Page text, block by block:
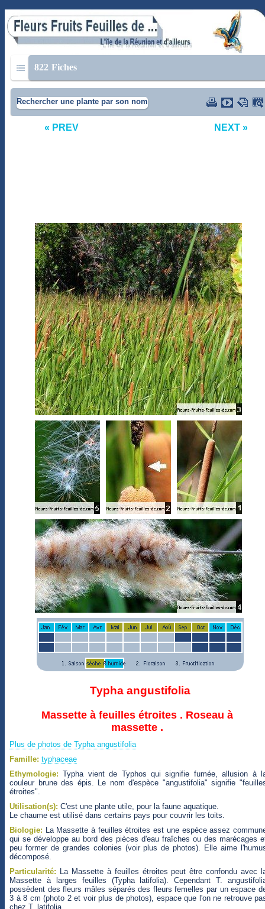
822 Fiches
Rechercher une plante par son nom
« PREV NEXT »
Typha angustifolia
Massette à feuilles étroites . Roseau à
massette .
Plus de photos de Typha angustifolia
Famille: typhaceae
Ethymologie: Typha vient de Typhos qui signifie fumée, allusion à
couleur brune des épis. Le nom d'espèce "angustifolia" signifie
étroites".
Utilisation(s): C'est une plante utile, pour la faune aquatique.
Le chaume est utilisé dans certains pays pour couvrir les toits.
Biologie: La Massette à feuilles étroites est une espèce assez
qui se développe au bord des pièces d'eau fraîches ou des marécages
peu former de grandes colonies (voir plus de photos). Elle aime
décomposé.
Particularité: La Massette à feuilles étroites peut être confondu avec
Massette à larges feuilles (Typha latifolia). Cependant T.
possèdent des fleurs mâles séparés des fleurs femelles par un espace
3 à 8 cm (photo 2 et voir plus de photos), espace que l'on ne retrouve
chez T. latifolia.